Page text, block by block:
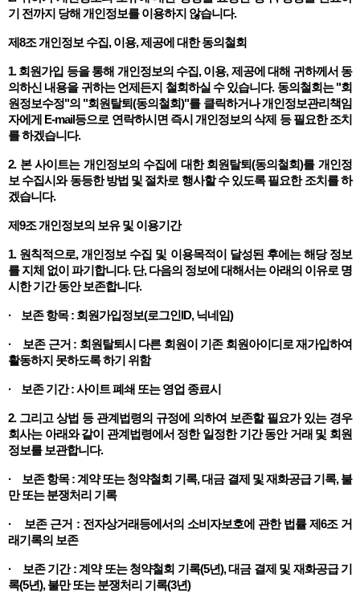
기 전까지 당해 개인정보를 이용하지 않습니다.
제8조 개인정보 수집, 이용, 제공에 대한 동의철회
1. 회원가입 등을 통해 개인정보의 수집, 이용, 제공에 대해 귀하께서 동
의하신 내용을 귀하는 언제든지 철회하실 수 있습니다. 동의철회는 "회
원정보수정"의 "회원탈퇴(동의철회)"를 클릭하거나 개인정보관리책임
자에게 E-mail등으로 연락하시면 즉시 개인정보의 삭제 등 필요한 조치
를 하겠습니다.
2. 본 사이트는 개인정보의 수집에 대한 회원탈퇴(동의철회)를 개인정
보 수집시와 동등한 방법 및 절차로 행사할 수 있도록 필요한 조치를 하
겠습니다.
제9조 개인정보의 보유 및 이용기간
1. 원칙적으로, 개인정보 수집 및 이용목적이 달성된 후에는 해당 정보
를 지체 없이 파기합니다. 단, 다음의 정보에 대해서는 아래의 이유로 명
시한 기간 동안 보존합니다.
· 보존 항목 : 회원가입정보(로그인ID, 닉네임)
· 보존 근거 : 회원탈퇴시 다른 회원이 기존 회원아이디로 재가입하여
활동하지 못하도록 하기 위함
· 보존 기간 : 사이트 폐쇄 또는 영업 종료시
2. 그리고 상법 등 관계법령의 규정에 의하여 보존할 필요가 있는 경우
회사는 아래와 같이 관계법령에서 정한 일정한 기간 동안 거래 및 회원
정보를 보관합니다.
· 보존 항목 : 계약 또는 청약철회 기록, 대금 결제 및 재화공급 기록, 불
만 또는 분쟁처리 기록
· 보존 근거 : 전자상거래등에서의 소비자보호에 관한 법률 제6조 거
래기록의 보존
· 보존 기간 : 계약 또는 청약철회 기록(5년), 대금 결제 및 재화공급 기
록(5년), 불만 또는 분쟁처리 기록(3년)